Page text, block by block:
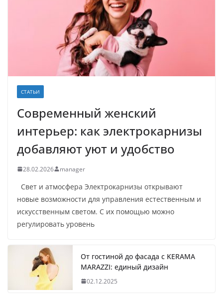
СТАТЬИ
Современный женский
интерьер: как электрокарнизы
добавляют уют и удобство
28.02.2026 manager
Свет и атмосфера Электрокарнизы открывают
новые возможности для управления естественным и
искусственным светом. С их помощью можно
регулировать уровень
От гостиной до фасада с KERAMA
MARAZZI: единый дизайн
02.12.2025